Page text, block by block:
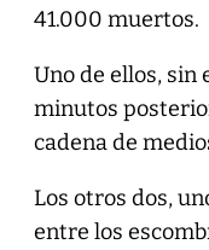
41.000 muertos.
Uno de ellos, sin
minutos
cadena de
Los otros dos,
entre los